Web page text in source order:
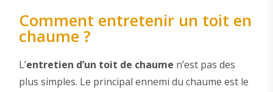
Comment entretenir un toit en
chaume ?
L’entretien d’un toit de chaume n’est pas des
plus simples. Le principal ennemi du chaume est le